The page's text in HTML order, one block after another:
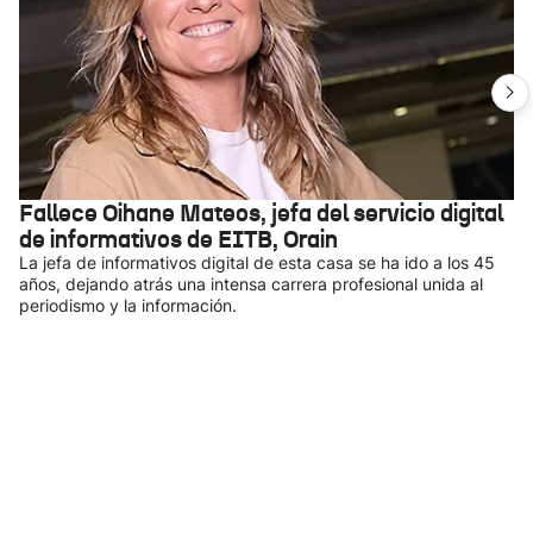
Fallece Oihane Mateos, jefa del servicio digital
de informativos de EITB, Orain
La jefa de informativos digital de esta casa se ha ido a los 45
años, dejando atrás una intensa carrera profesional unida al
periodismo y la información.